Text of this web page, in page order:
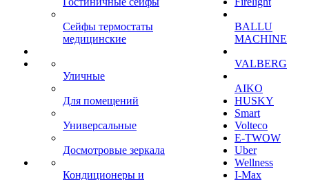
Сейфы термостаты
медицинские
Уличные
Для помещений
Универсальные
Досмотровые зеркала
Кондиционеры и
BALLU
MACHINE
VALBERG
AIKO
HUSKY
Smart
Volteco
E-TWOW
Uber
Wellness
I-Max